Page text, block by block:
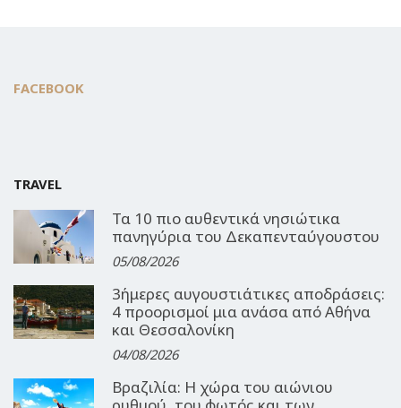
FACEBOOK
TRAVEL
Τα 10 πιο αυθεντικά νησιώτικα
πανηγύρια του Δεκαπενταύγουστου
05/08/2026
3ήμερες αυγουστιάτικες αποδράσεις:
4 προορισμοί μια ανάσα από Αθήνα
και Θεσσαλονίκη
04/08/2026
Βραζιλία: Η χώρα του αιώνιου